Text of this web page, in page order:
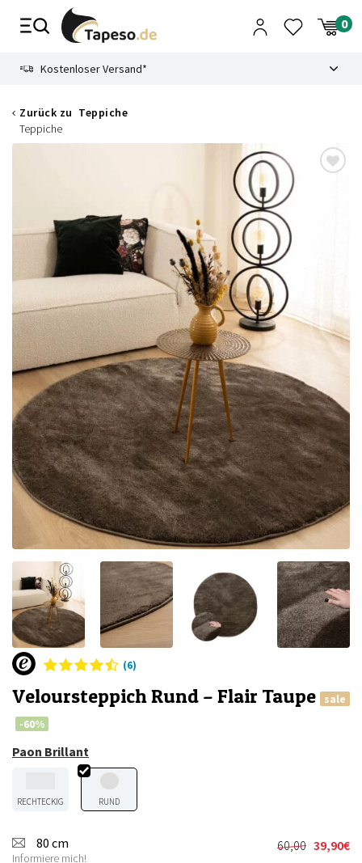
Zusammenbruch
Kostenloser Versand*
Zurück zu Teppiche
Teppiche
(6)
Veloursteppich Rund – Flair Taupe
sale
-60%
Paon Brillant
RECHTECKIG RUND
80 cm
Informiere mich!
60,00 39,90€
Aktueller